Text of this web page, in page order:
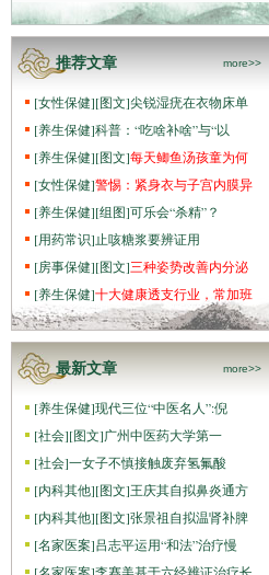
推荐文章 more>>
[女性保健][图文]尖锐湿疣在衣物床单
[养生保健]科普：“吃啥补啥”与“以
[养生保健][图文]每天鲫鱼汤孩童为何
[女性保健]警惕：紧身衣与子宫内膜异
[养生保健][组图]可乐会“杀精”？
[用药常识]止咳糖浆要辨证用
[房事保健][图文]三种姿势改善内分泌
[养生保健]十大健康透支行业，常加班
最新文章 more>>
[养生保健]现代三位“中医名人”:倪
[社会][图文]广州中医药大学第一
[社会]一女子不慎接触废弃氢氟酸
[内科其他][图文]王庆其自拟鼻炎通方
[内科其他][图文]张景祖自拟温肾补脾
[名家医案]吕志平运用“和法”治疗慢